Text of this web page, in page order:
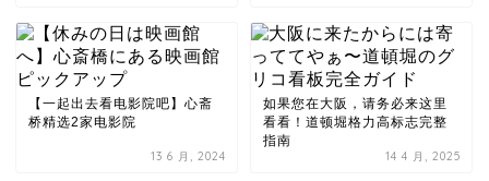
【一起出去看电影院吧】心斋
桥精选2家电影院
13 6 月, 2024
如果您在大阪，请务必来这里
看看！道顿堀格力高标志完整
指南
14 4 月, 2025